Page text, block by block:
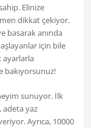
Elinize
dikkat çekiyor.
basarak anında
için bile
ayarlarla
bakıyorsunuz!
sunuyor. İlk
adeta yaz
Ayrıca, 10000